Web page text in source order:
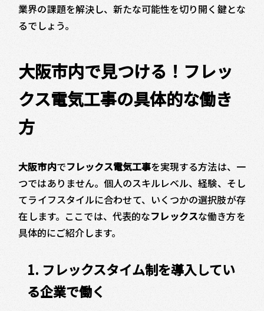
業界の課題を解決し、新たな可能性を切り開く鍵とな
るでしょう。
大阪市内で見つける！フレッ
クス電気工事の具体的な働き
方
大阪市内でフレックス電気工事を実現する方法は、一
つではありません。個人のスキルレベル、経験、そし
てライフスタイルに合わせて、いくつかの選択肢が存
在します。ここでは、代表的なフレックスな働き方を
具体的にご紹介します。
1. フレックスタイム制を導入してい
る企業で働く